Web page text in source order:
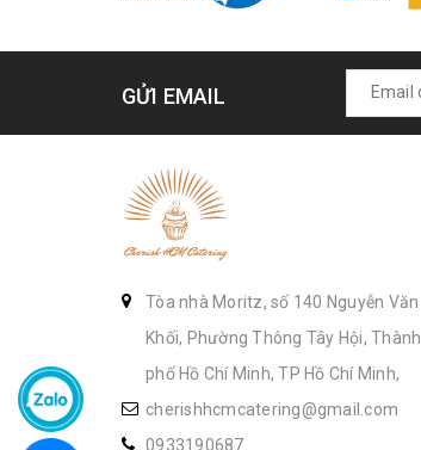
GỬI EMAIL
Tòa nhà Moritz, số 140 Nguyễn Văn
Khối, Phường Thông Tây Hội, Thành
phố Hồ Chí Minh, TP Hồ Chí Minh,
cherishhcmcatering@gmail.com
0933190687